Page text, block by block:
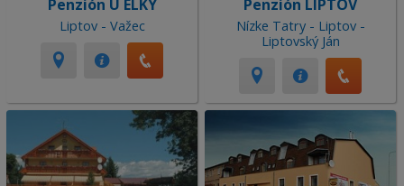
Penzión U ELKY
Liptov - Važec
Penzión LIPTOV
Nízke Tatry - Liptov -
Liptovský Ján